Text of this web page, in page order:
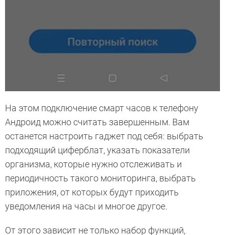
На этом подключение смарт часов к телефону
Андроид можно считать завершенным. Вам
останется настроить гаджет под себя: выбрать
подходящий циферблат, указать показатели
организма, которые нужно отслеживать и
периодичность такого мониторинга, выбрать
приложения, от которых будут приходить
уведомления на часы и многое другое.
От этого зависит не только набор функций,